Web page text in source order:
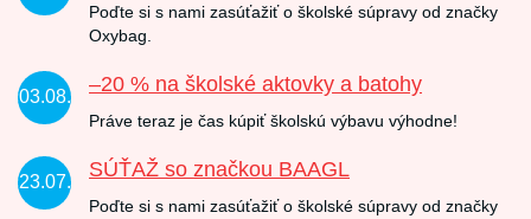
Poďte si s nami zasúťažiť o školské súpravy od značky
Oxybag.
03.08.
–20 % na školské aktovky a batohy
Práve teraz je čas kúpiť školskú výbavu výhodne!
23.07.
SÚŤAŽ so značkou BAAGL
Poďte si s nami zasúťažiť o školské súpravy od značky